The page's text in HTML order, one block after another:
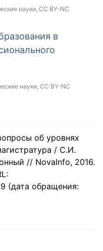
науки, CC BY-NC
в
науки, CC BY-NC
об уровнях
/ С.И.
// NovaInfo, 2016.
(дата обращения: